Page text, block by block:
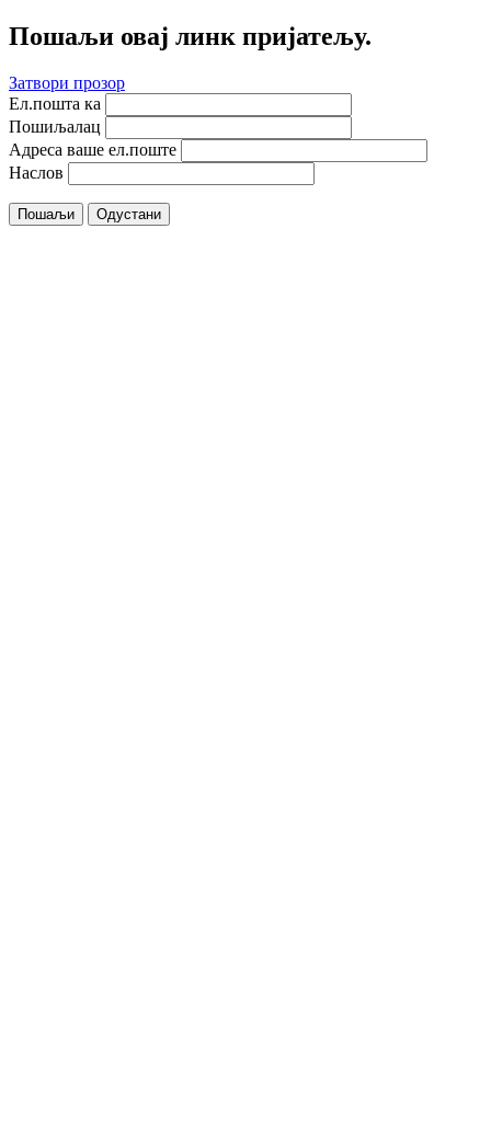
Пошаљи овај линк пријатељу.
Затвори прозор
Ел.пошта ка
Пошиљалац
Адреса ваше ел.поште
Наслов
Пошаљи Одустани